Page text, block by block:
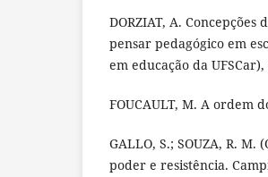
DORZIAT, A.
pensar pedagógico em
em educação da UFSCar),
FOUCAULT, M. A ordem
GALLO, S.; SOUZA, R.
poder e resistência.